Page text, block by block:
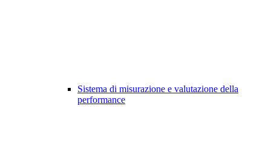
Sistema di misurazione e valutazione della
performance